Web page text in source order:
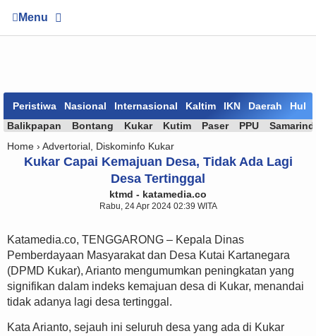
Menu
Peristiwa Nasional Internasional Kaltim IKN Daerah
Balikpapan
Bontang Kukar Kutim Paser PPU
Home › Advertorial Diskominfo Kukar
Kukar Capai Kemajuan Desa, Tidak Ada Lagi
Desa Tertinggal
ktmd - katamedia.co
Rabu, 24 Apr 2024 02:39 WITA
Katamedia.co, TENGGARONG – Kepala Dinas
Pemberdayaan Masyarakat dan Desa Kutai Kartanegara
(DPMD Kukar), Arianto mengumumkan peningkatan yang
signifikan dalam indeks kemajuan desa di Kukar, menandai
tidak adanya lagi desa tertinggal.
Kata Arianto, sejauh ini seluruh desa yang ada di Kukar